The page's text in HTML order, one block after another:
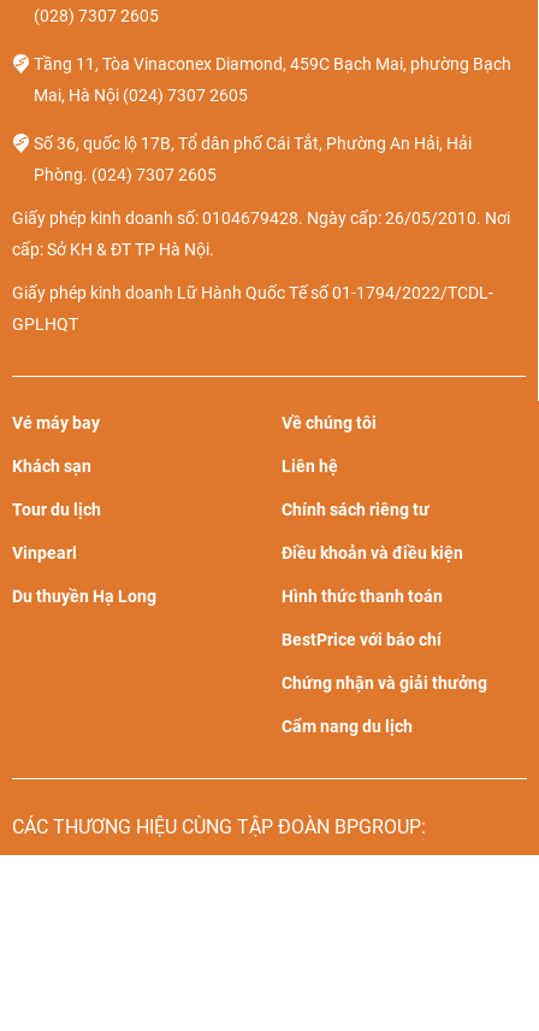
(028) 7307 2605
Tầng 11, Tòa Vinaconex Diamond, 459C Bạch Mai, phường Bạch
Mai, Hà Nội (024) 7307 2605
Số 36, quốc lộ 17B, Tổ dân phố Cái Tắt, Phường An Hải, Hải
Phòng. (024) 7307 2605
Giấy phép kinh doanh số: 0104679428. Ngày cấp: 26/05/2010. Nơi
cấp: Sở KH & ĐT TP Hà Nội.
Giấy phép kinh doanh Lữ Hành Quốc Tế số 01-1794/2022/TCDL-
GPLHQT
Vé máy bay
Khách sạn
Tour du lịch
Vinpearl
Du thuyền Hạ Long
Về chúng tôi
Liên hệ
Chính sách riêng tư
Điều khoản và điều kiện
Hình thức thanh toán
BestPrice với báo chí
Chứng nhận và giải thưởng
Cẩm nang du lịch
CÁC THƯƠNG HIỆU CÙNG TẬP ĐOÀN BPGROUP: